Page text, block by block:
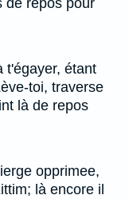
de repos pour
t'égayer, étant
toi, traverse
là de repos
opprimee,
là encore il